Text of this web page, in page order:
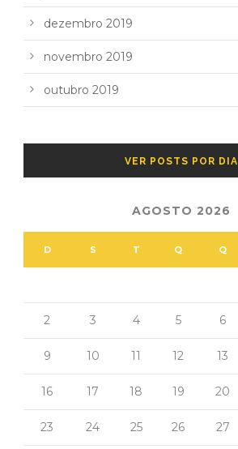
dezembro 2019
novembro 2019
outubro 2019
VER POSTS POR DIA
AGOSTO 2026
D S T Q Q
2 3 4 5 6
9 10 11 12 13
16 17 18 19 20
23 24 25 26 27